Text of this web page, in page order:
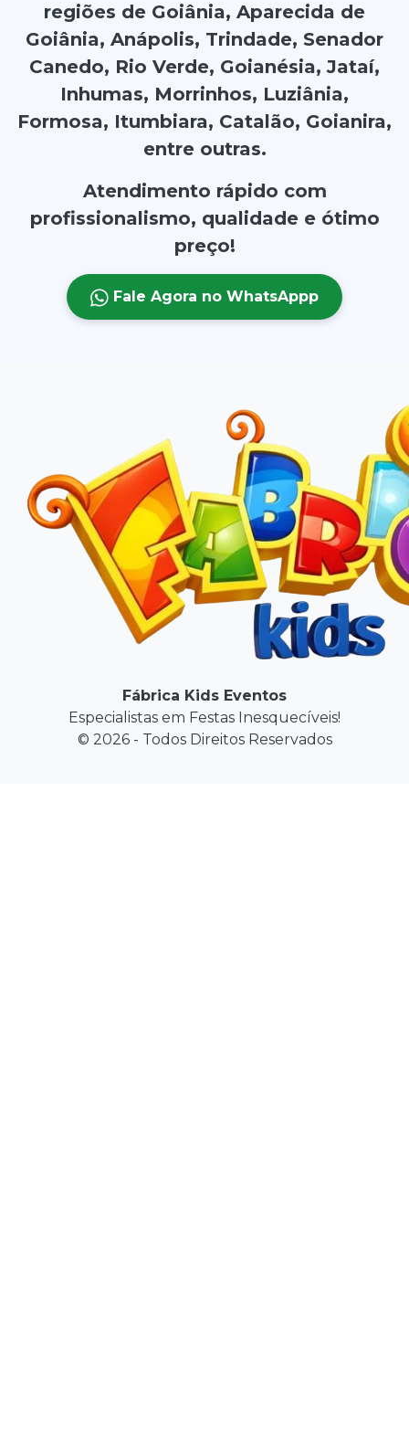
regiões de Goiânia, Aparecida de
Goiânia, Anápolis, Trindade, Senador
Canedo, Rio Verde, Goianésia, Jataí,
Inhumas, Morrinhos, Luziânia,
Formosa, Itumbiara, Catalão, Goianira,
entre outras.
Atendimento rápido com
profissionalismo, qualidade e ótimo
preço!
Fale Agora no WhatsAppp
Fábrica Kids Eventos
Especialistas em Festas Inesquecíveis!
© 2026 - Todos Direitos Reservados